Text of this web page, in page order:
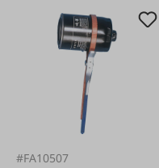
#FA10507